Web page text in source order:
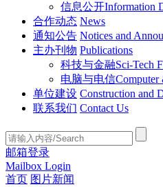
信息公开Information
合作动态 News
通知公告 Notices and
主办刊物 Publications
科技与金融Sci-Tech
电脑与电信Computer
单位建设 Construction and
联系我们 Contact Us
邮箱登录
Mailbox Login
首页 图片新闻